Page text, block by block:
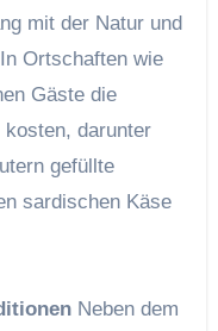
mit der Natur und
Ortschaften wie
Gäste die
darunter
gefüllte
sardischen Käse
Neben dem